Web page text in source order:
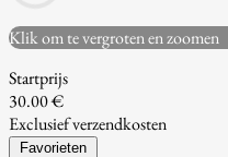
Klik om te vergroten en zoomen
Startprijs
30.00 €
Exclusief verzendkosten
Favorieten